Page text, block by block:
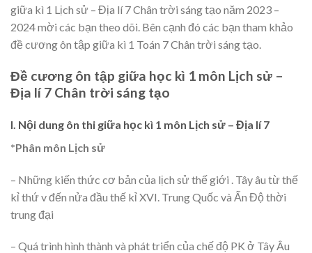
giữa kì 1 Lịch sử – Địa lí 7 Chân trời sáng tạo năm 2023 –
2024 mời các bạn theo dõi. Bên cạnh đó các bạn tham khảo
đề cương ôn tập giữa kì 1 Toán 7 Chân trời sáng tạo.
Đề cương ôn tập giữa học kì 1 môn Lịch sử –
Địa lí 7 Chân trời sáng tạo
I. Nội dung ôn thi giữa học kì 1 môn Lịch sử – Địa lí 7
*Phân môn Lịch sử
– Những kiến thức cơ bản của lịch sử thế giới . Tây âu từ thế
kỉ thứ v đến nửa đầu thế kỉ XVI. Trung Quốc và Ấn Độ thời
trung đại
– Quá trình hình thành và phát triển của chế độ PK ở Tây Âu